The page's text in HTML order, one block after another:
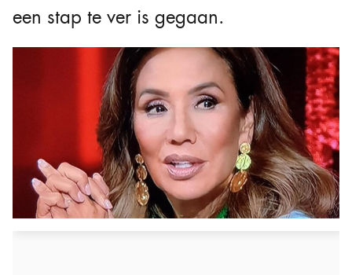
een stap te ver is gegaan.